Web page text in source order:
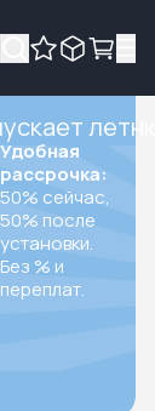
Удобная
рассрочка:
50% сейчас,
50% после
установки.
Без % и
переплат.